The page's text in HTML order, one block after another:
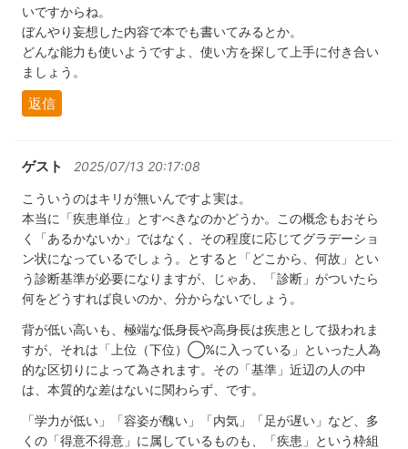
いですからね。
ぼんやり妄想した内容で本でも書いてみるとか。
どんな能力も使いようですよ、使い方を探して上手に付き合い
ましょう。
返信
ゲスト 2025/07/13 20:17:08
こういうのはキリが無いんですよ実は。
本当に「疾患単位」とすべきなのかどうか。この概念もおそら
く「あるかないか」ではなく、その程度に応じてグラデーショ
ン状になっているでしょう。とすると「どこから、何故」とい
う診断基準が必要になりますが、じゃあ、「診断」がついたら
何をどうすれば良いのか、分からないでしょう。
背が低い高いも、極端な低身長や高身長は疾患として扱われま
すが、それは「上位（下位）◯%に入っている」といった人為
的な区切りによって為されます。その「基準」近辺の人の中
は、本質的な差はないに関わらず、です。
「学力が低い」「容姿が醜い」「内気」「足が遅い」など、多
くの「得意不得意」に属しているものも、「疾患」という枠組